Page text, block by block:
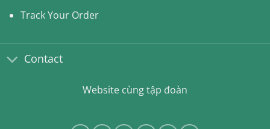
Track Your Order
Contact
Website cùng tập đoàn